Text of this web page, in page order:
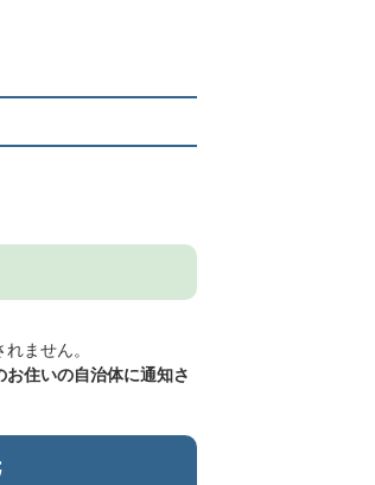
ません。
住いの自治体に通知さ